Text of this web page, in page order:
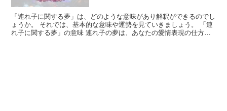
「連れ子に関する夢」は、どのような意味があり解釈ができるのでし
ょうか。 それでは、基本的な意味や運勢を見ていきましょう。 「連
れ子に関する夢」の意味 連れ子の夢は、あなたの愛情表現の仕方や